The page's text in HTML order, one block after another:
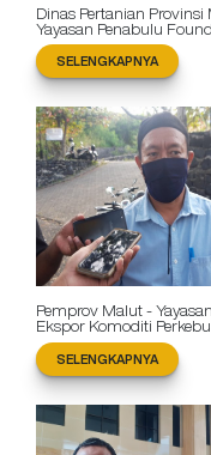
Dinas Pertanian
Yayasan Penabulu
SELENGKAPNYA
Pemprov Malut -
Ekspor Komoditi
SELENGKAPNYA